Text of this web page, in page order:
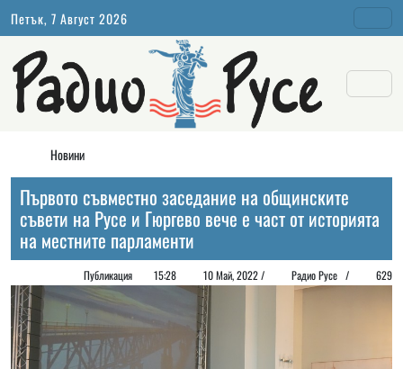
Петък, 7 Август 2026
Новини
Първото съвместно заседание на общинските
съвети на Русе и Гюргево вече е част от историята
на местните парламенти
Публикация 15:28 10 Май, 2022 / Радио Русе / 629